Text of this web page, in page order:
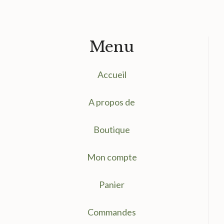
Menu
Accueil
A propos de
Boutique
Mon compte
Panier
Commandes